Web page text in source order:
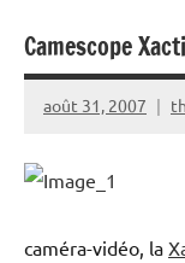
Camescope
août 31, 2007
caméra-vidéo, la